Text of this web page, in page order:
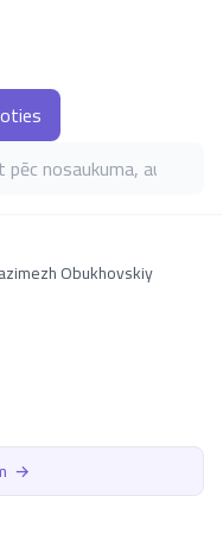
pēc nosaukuma, autora,
Obukhovskiy
→